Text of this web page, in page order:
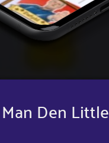
Den Little